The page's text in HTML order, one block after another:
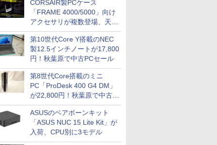
CORSAIR製PCケース
「FRAME 4000/5000」向け
アクセサリが複数登場、天然
木製パネルや背面コネクタ対
応トレイなど
第10世代Core Y搭載のNEC
製12.5インチノートが17,800
円！秋葉原で中古PCセール
第8世代Core搭載のミニ
PC「ProDesk 400 G4 DM」
が22,800円！秋葉原で中古
PCセール
ASUSのベアボーンキット
「ASUS NUC 15 Lite Kit」が
入荷、CPU別に3モデル